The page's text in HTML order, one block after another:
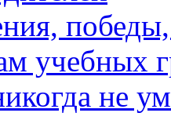
учебных
не